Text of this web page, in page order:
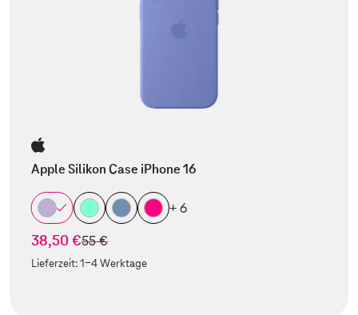
Apple Silikon Case iPhone 16
+ 6
38,50 €statt
55 €
Lieferzeit:1-4 Werktage